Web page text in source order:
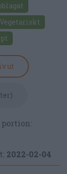
Vegetariskt
ut
2022-02-04